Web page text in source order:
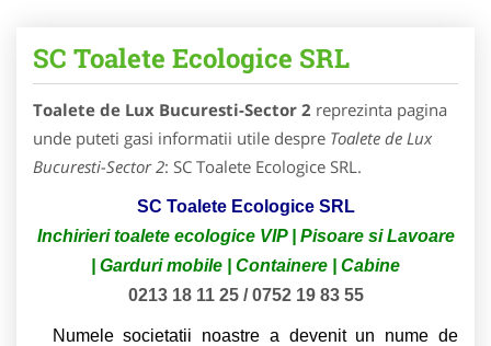
SC Toalete Ecologice SRL
Toalete de Lux Bucuresti-Sector 2 reprezinta pagina
unde puteti gasi informatii utile despre Toalete de Lux
Bucuresti-Sector 2: SC Toalete Ecologice SRL.
SC Toalete Ecologice SRL
Inchirieri toalete ecologice VIP | Pisoare si Lavoare
| Garduri mobile | Containere | Cabine
0213 18 11 25 / 0752 19 83 55
Numele societatii noastre a devenit un nume de